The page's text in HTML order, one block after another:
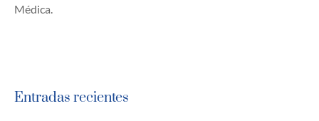
Médica.
Entradas recientes